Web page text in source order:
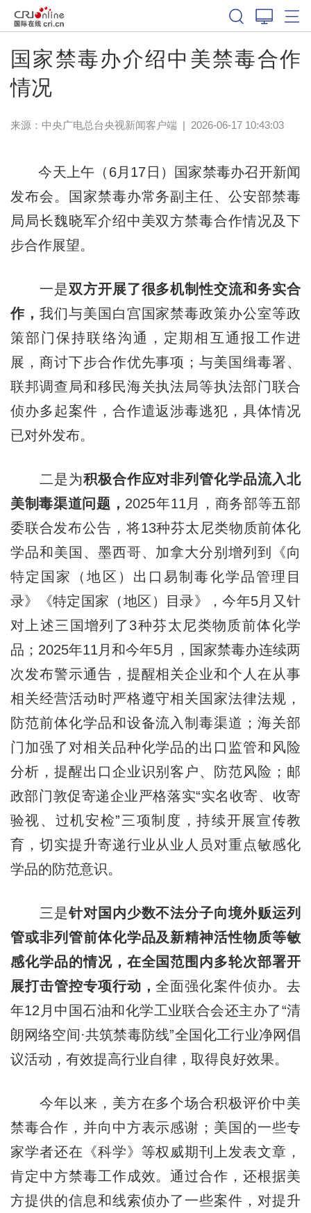
国家禁毒办介绍中美禁毒合作
情况
来源： 中央广电总台央视新闻客户端 | 2026-06-17 10:43:03
今天上午（6月17日）国家禁毒办召开新闻
发布会。国家禁毒办常务副主任、公安部禁毒
局局长魏晓军介绍中美双方禁毒合作情况及下
步合作展望。
一是双方开展了很多机制性交流和务实合
作， 我们与美国白宫国家禁毒政策办公室等政
策部门保持联络沟通，定期相互通报工作进
展，商讨下步合作优先事项；与美国缉毒署、
联邦调查局和移民海关执法局等执法部门联合
侦办多起案件，合作遣返涉毒逃犯，具体情况
已对外发布。
二是为积极合作应对非列管化学品流入北
美制毒渠道问题， 2025年11月，商务部等五部
委联合发布公告，将13种芬太尼类物质前体化
学品和美国、墨西哥、加拿大分别增列到《向
特定国家（地区）出口易制毒化学品管理目
录》《特定国家（地区）目录》，今年5月又针
对上述三国增列了3种芬太尼类物质前体化学
品；2025年11月和今年5月，国家禁毒办连续两
次发布警示通告，提醒相关企业和个人在从事
相关经营活动时严格遵守相关国家法律法规，
防范前体化学品和设备流入制毒渠道；海关部
门加强了对相关品种化学品的出口监管和风险
分析，提醒出口企业识别客户、防范风险；邮
政部门敦促寄递企业严格落实“实名收寄、收寄
验视、过机安检”三项制度，持续开展宣传教
育，切实提升寄递行业从业人员对重点敏感化
学品的防范意识。
三是针对国内少数不法分子向境外贩运列
管或非列管前体化学品及新精神活性物质等敏
感化学品的情况，在全国范围内多轮次部署开
展打击管控专项行动，全面强化案件侦办。去
年12月中国石油和化学工业联合会还主办了“清
朗网络空间·共筑禁毒防线”全国化工行业净网倡
议活动，有效提高行业自律，取得良好效果。
今年以来，美方在多个场合积极评价中美
禁毒合作，并向中方表示感谢；美国的一些专
家学者还在《科学》等权威期刊上发表文章，
肯定中方禁毒工作成效。通过合作，还根据美
方提供的信息和线索侦办了一些案件，对提升